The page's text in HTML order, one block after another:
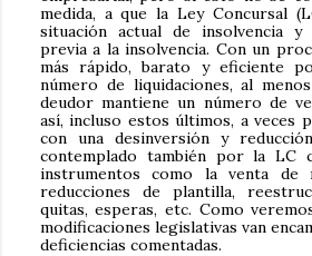
medida, a que la Ley Concursal
situación actual de insolvencia y
previa a la insolvencia. Con un
más rápido, barato y eficiente
número de liquidaciones, al
deudor mantiene un número de
así, incluso estos últimos, a veces
con una desinversión y
contemplado también por la LC
instrumentos como la venta de
reducciones de plantilla,
quitas, esperas, etc. Como
modificaciones legislativas van
deficiencias comentadas.